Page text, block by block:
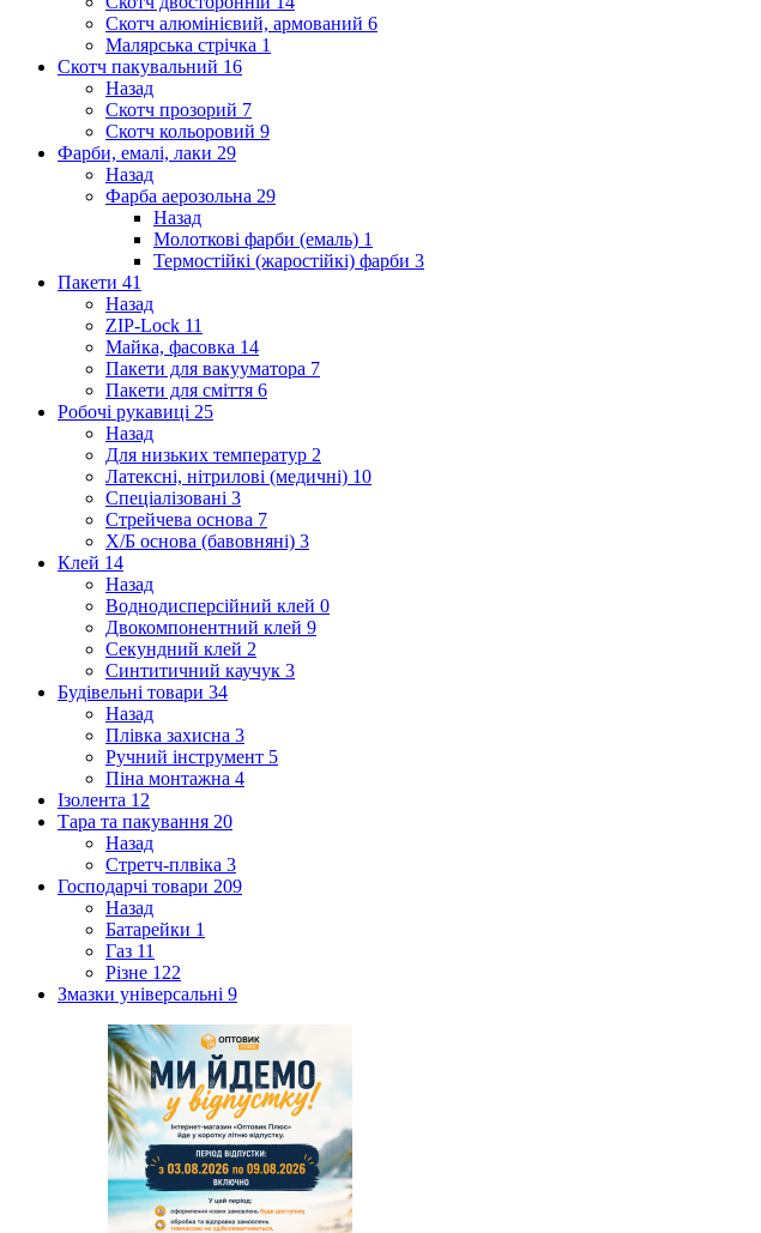
Скотч алюмінієвий, армований 6
Малярська стрічка 1
Скотч пакувальний 16
Назад
Скотч прозорий 7
Скотч кольоровий 9
Фарби, емалі, лаки 29
Назад
Фарба аерозольна 29
Назад
Молоткові фарби (емаль) 1
Термостійкі (жаростійкі) фарби 3
Пакети 41
Назад
ZIP-Lock 11
Майка, фасовка 14
Пакети для вакууматора 7
Пакети для сміття 6
Робочі рукавиці 25
Назад
Для низьких температур 2
Латексні, нітрилові (медичні) 10
Спеціалізовані 3
Стрейчева основа 7
Х/Б основа (бавовняні) 3
Клей 14
Назад
Воднодисперсійний клей 0
Двокомпонентний клей 9
Секундний клей 2
Синтитичний каучук 3
Будівельні товари 34
Назад
Плівка захисна 3
Ручний інструмент 5
Піна монтажна 4
Ізолента 12
Тара та пакування 20
Назад
Стретч-плвіка 3
Господарчі товари 209
Назад
Батарейки 1
Газ 11
Різне 122
Змазки універсальні 9